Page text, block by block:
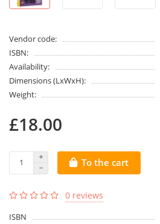
Vendor code:
ISBN:
Availability:
Dimensions (LxWxH):
Weight:
£18.00
To the cart
0 reviews
ISBN